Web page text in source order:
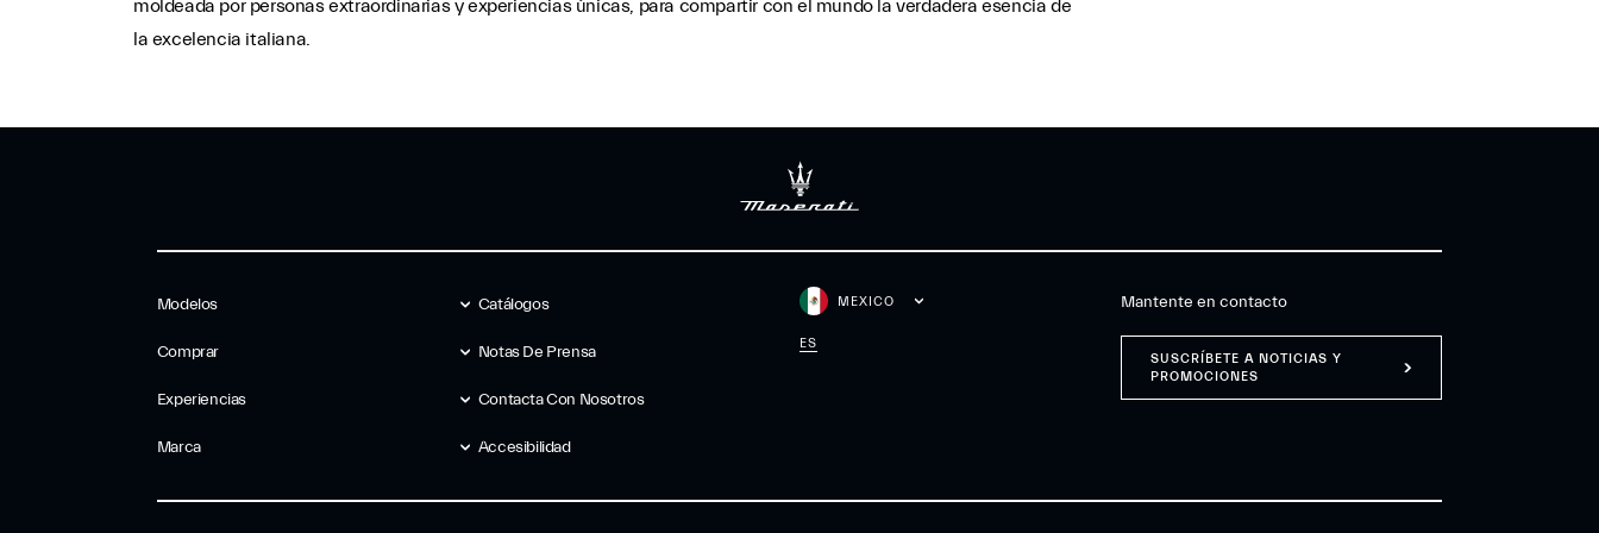
moldeada por personas extraordinarias y experiencias únicas, para compartir con el mundo la verdadera esencia de
la excelencia italiana.
Modelos
Comprar
Experiencias
Marca
Catálogos
Notas De Prensa
Contacta Con Nosotros
Accesibilidad
MEXICO
ES
Mantente en contacto
SUSCRÍBETE A NOTICIAS Y
PROMOCIONES